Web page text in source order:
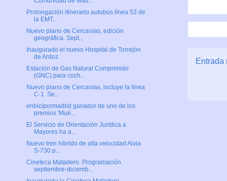
Entrada
Prolongación itinerario autobús línea 53 de
la EMT...
Nuevo plano de Cercanías, edición
geográfica. Sept...
Inaugurado el nuevo Hospital de Torrejón
de Ardoz
Estación de Gas Natural Comprimido
(GNC) para coch...
Nuevo plano de Cercanías, incluye la línea
C-1. Se...
enbicipormadrid ganador de uno de los
premios 'Mué...
El Servicio de Orientación Jurídica a
Mayores ha a...
Nuevo tren híbrido de alta velocidad Alvia
S-730 p...
Cineteca Matadero. Programación
septiembre-diciemb...